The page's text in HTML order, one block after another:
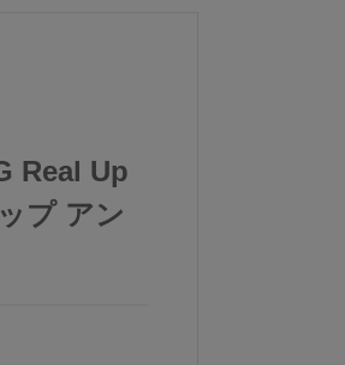
Real Up
プ アン